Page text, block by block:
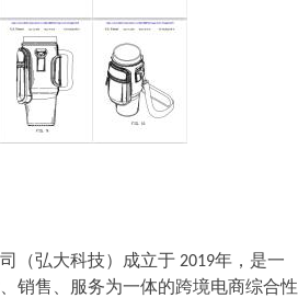
（弘大科技）成立于 2019年，是一
销售、服务为一体的跨境电商综合性